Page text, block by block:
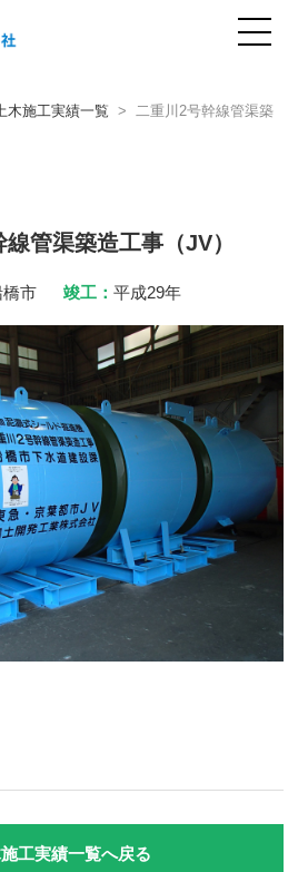
事例紹介
木施工実績一覧 > 二重川2号幹線管渠築
管渠築造工事（JV）
橋市 竣工： 平成29年
工実績一覧へ戻る